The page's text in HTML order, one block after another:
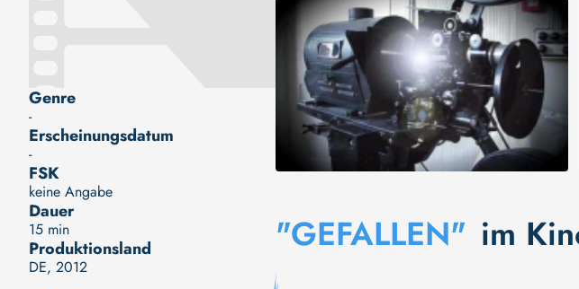
Genre
-
Erscheinungsdatum
-
FSK
keine Angabe
Dauer
15 min
Produktionsland
DE, 2012
"GEFALLEN" im